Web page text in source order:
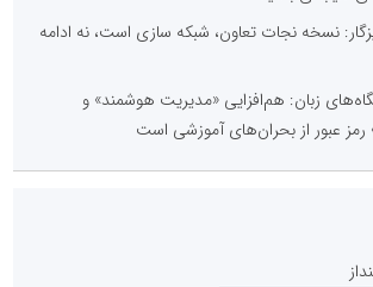
نسخه نجات تعاون، شبکه سازی است، نه ادامه
زبان: هم‌افزایی «مدیریت هوشمند» و
رمز عبور از بحران‌های آموزشی است